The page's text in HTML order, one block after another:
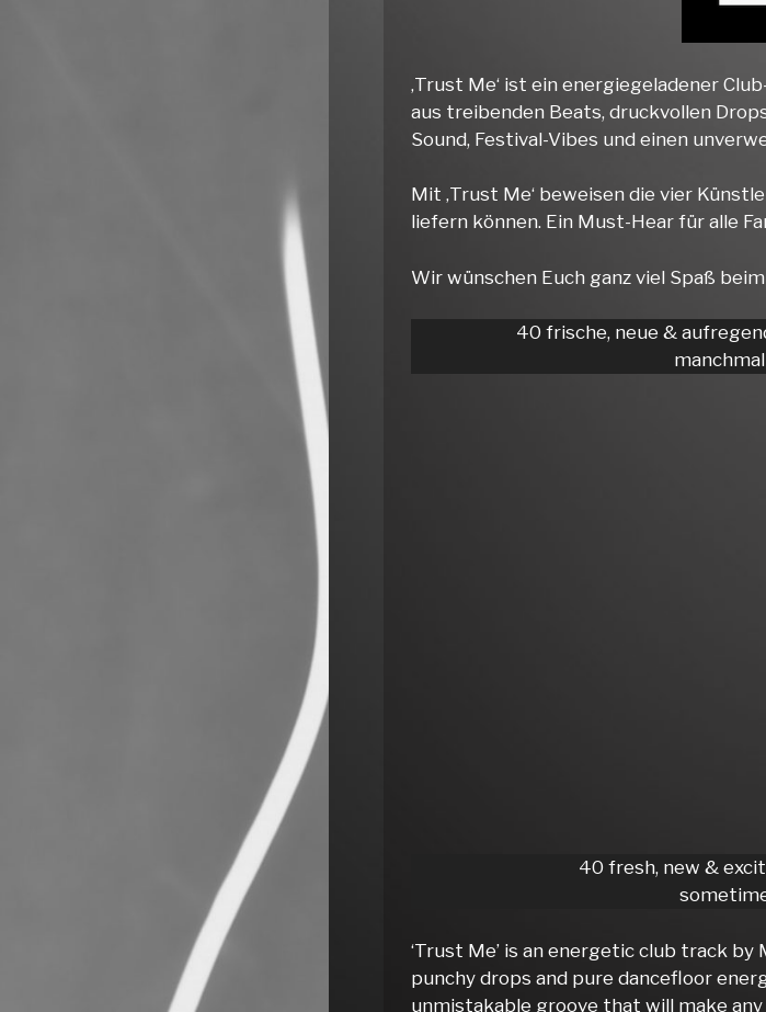
‚Trust Me‘ ist ein energiegeladener
aus treibenden Beats, druckvollen
Sound, Festival-Vibes und einen
Mit ‚Trust Me‘ beweisen die vier
liefern können. Ein Must-Hear für alle
Wir wünschen Euch ganz viel Spaß
40 frische, neue &
40 fresh, new &
‘Trust Me’ is an energetic club track
punchy drops and pure dancefloor
unmistakable groove that will make any